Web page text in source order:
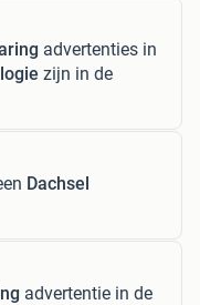
advertenties in
zijn in de
Dachsel
advertentie in de